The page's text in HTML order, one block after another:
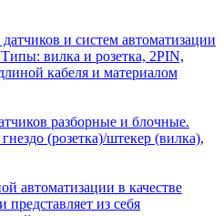
и систем автоматизации
вилка и розетка, 2PIN,
кабеля и материалом
разборные и блочные.
(розетка)/штекер (вилка),
автоматизации в качестве
представляет из себя